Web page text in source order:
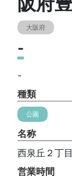
大阪府
-
-
種類
公園
名称
西泉丘２丁
営業時間